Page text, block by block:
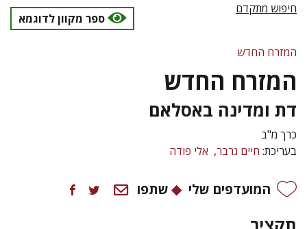
חיפוש מתקדם
ספר מקוון לדוגמא
המזרח החדש
המזרח החדש
דת ומדינה באסלאם
כרך מ"ב
בעריכת: חיים גרבר אלי פודה
המועדפים שלי שתפו